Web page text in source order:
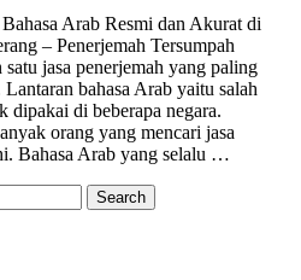
Arab Resmi dan Akurat di
– Penerjemah Tersumpah
jasa penerjemah yang paling
bahasa Arab yaitu salah
dipakai di beberapa negara.
orang yang mencari jasa
Bahasa Arab yang selalu …